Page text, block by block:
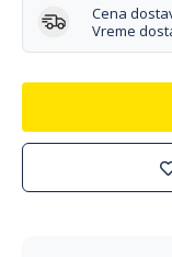
Cena
Vreme